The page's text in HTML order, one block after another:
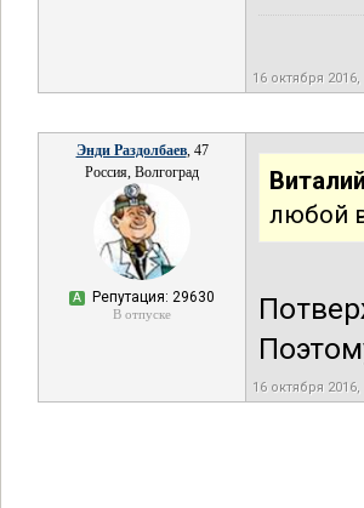
16 октября
Энди Раздолбаев, 47
Россия, Волгоград
А Репутация: 29630
В отпуске
любой
16 октября